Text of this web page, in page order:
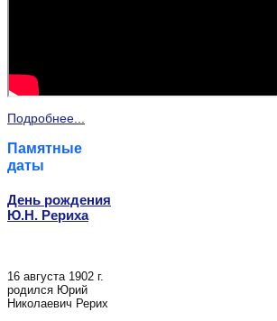
Подробнее...
Памятные
даты
День рождения
Ю.Н. Рериха
16 августа 1902 г.
родился Юрий
Николаевич Рерих